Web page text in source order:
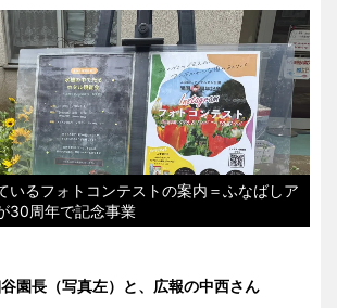
いるフォトコンテストの案内＝ふなばしア
30周年で記念事業
園長（写真左）と、広報の中西さん